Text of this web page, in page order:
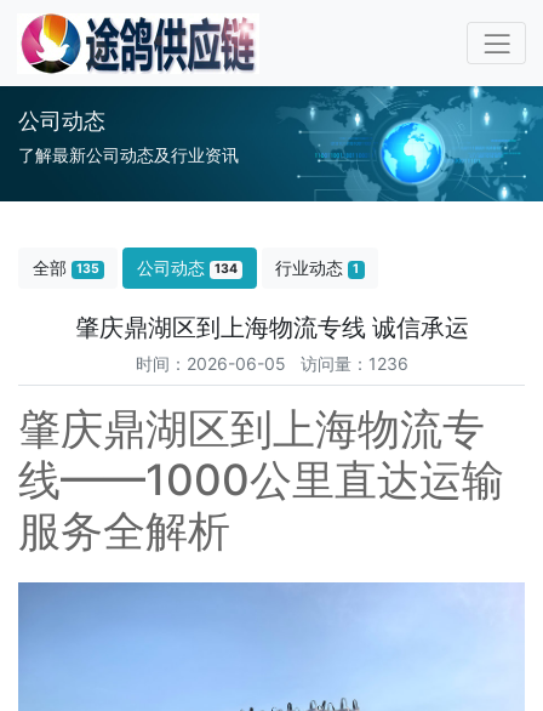
公司动态
了解最新公司动态及行业资讯
全部 135 公司动态 134 行业动态 1
肇庆鼎湖区到上海物流专线 诚信承运
时间：2026-06-05 访问量：1236
肇庆鼎湖区到上海物流专
线——1000公里直达运输
服务全解析